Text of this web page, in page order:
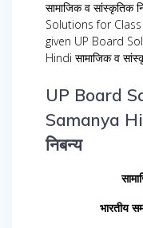
सामाजिक व
Solutions for
given UP Board
Hindi सामाजिक व
UP Board
Samanya
निबन्य
भारतीय